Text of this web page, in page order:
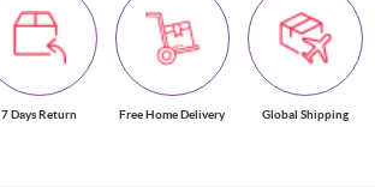
7 Days Return Free Home Delivery Global Shipping